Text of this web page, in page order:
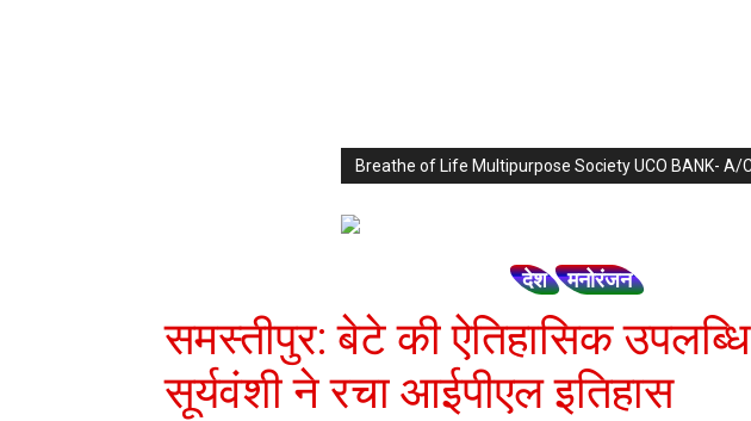
Breathe of Life Multipurpose Society UCO BANK- A/
देश मनोरंजन
समस्तीपुर: बेटे की ऐतिहासिक
सूर्यवंशी ने रचा आईपीएल इतिहास